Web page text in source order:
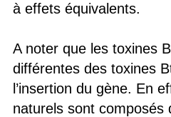
à effets équivalents.
A noter que les toxines
différentes des toxines
l’insertion du gène. En
naturels sont composés